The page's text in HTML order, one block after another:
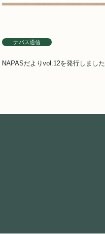
ナパス通信
NAPASだよりvol.12を発行しました